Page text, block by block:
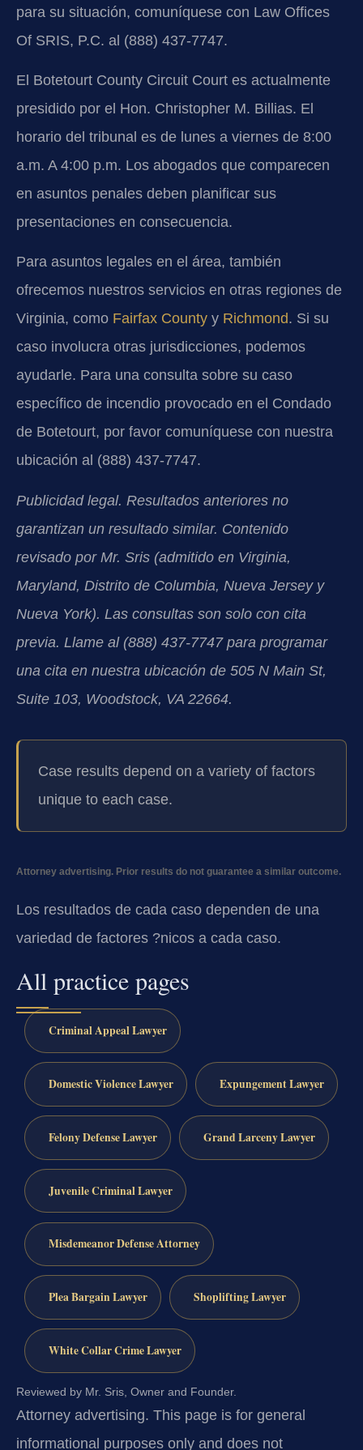
para su situación, comuníquese con Law Offices
Of SRIS, P.C. al (888) 437-7747.
El Botetourt County Circuit Court es actualmente
presidido por el Hon. Christopher M. Billias. El
horario del tribunal es de lunes a viernes de 8:00
a.m. A 4:00 p.m. Los abogados que comparecen
en asuntos penales deben planificar sus
presentaciones en consecuencia.
Para asuntos legales en el área, también
ofrecemos nuestros servicios en otras regiones de
Virginia, como Fairfax County y Richmond. Si su
caso involucra otras jurisdicciones, podemos
ayudarle. Para una consulta sobre su caso
específico de incendio provocado en el Condado
de Botetourt, por favor comuníquese con nuestra
ubicación al (888) 437-7747.
Publicidad legal. Resultados anteriores no
garantizan un resultado similar. Contenido
revisado por Mr. Sris (admitido en Virginia,
Maryland, Distrito de Columbia, Nueva Jersey y
Nueva York). Las consultas son solo con cita
previa. Llame al (888) 437-7747 para programar
una cita en nuestra ubicación de 505 N Main St,
Suite 103, Woodstock, VA 22664.
Case results depend on a variety of factors
unique to each case.
Attorney advertising. Prior results do not guarantee a similar outcome.
Los resultados de cada caso dependen de una
variedad de factores ?nicos a cada caso.
All practice pages
Criminal Appeal Lawyer
Domestic Violence Lawyer Expungement Lawyer
Felony Defense Lawyer Grand Larceny Lawyer
Juvenile Criminal Lawyer
Misdemeanor Defense Attorney
Plea Bargain Lawyer Shoplifting Lawyer
White Collar Crime Lawyer
Reviewed by Mr. Sris, Owner and Founder.
Attorney advertising. This page is for general
informational purposes only and does not